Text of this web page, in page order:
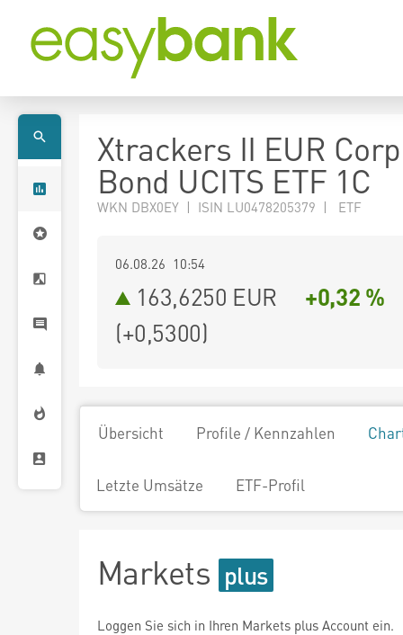
Xtrackers II EUR
Bond UCITS ETF 1C
WKN DBX0EY | ISIN LU0478205379 | ETF
06.08.26 10:54
163,6250 EUR
+0,32 %
(+0,5300)
Übersicht Profile / Kennzahlen
Letzte Umsätze ETF-Profil
Markets
Loggen Sie sich in Ihren Markets plus Account ein.